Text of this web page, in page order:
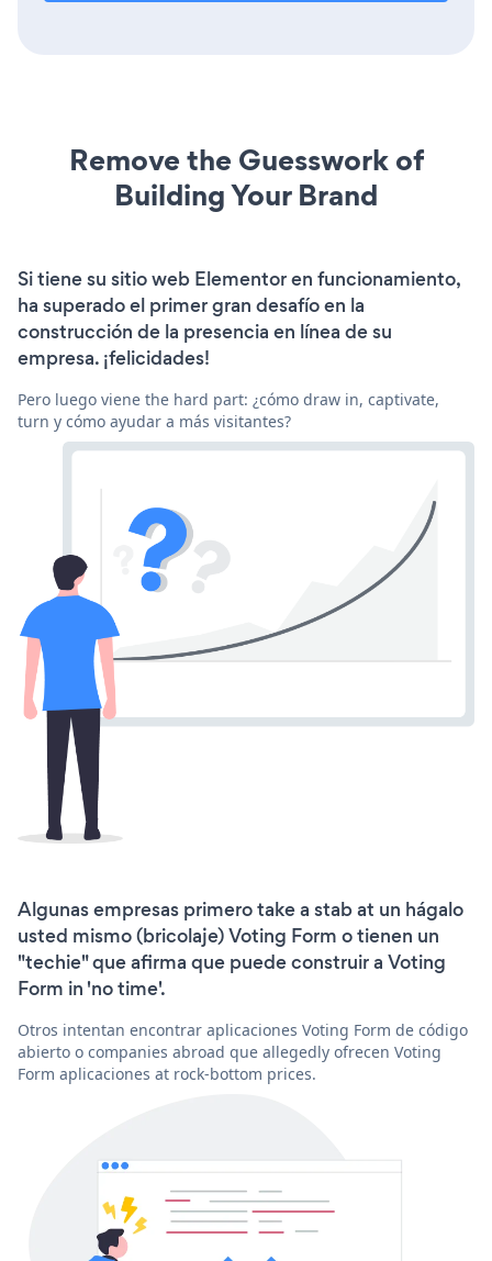
Remove the Guesswork of
Building Your Brand
Si tiene su sitio web Elementor en funcionamiento,
ha superado el primer gran desafío en la
construcción de la presencia en línea de su
empresa. ¡felicidades!
Pero luego viene the hard part: ¿cómo draw in, captivate,
turn y cómo ayudar a más visitantes?
Algunas empresas primero take a stab at un hágalo
usted mismo (bricolaje) Voting Form o tienen un
"techie" que afirma que puede construir a Voting
Form in 'no time'.
Otros intentan encontrar aplicaciones Voting Form de código
abierto o companies abroad que allegedly ofrecen Voting
Form aplicaciones at rock-bottom prices.